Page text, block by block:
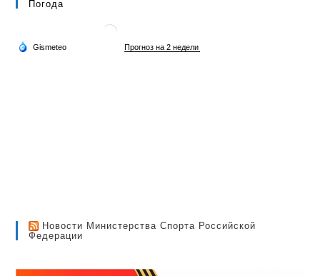
Погода
Новости Министерства Спорта Российской
Федерации